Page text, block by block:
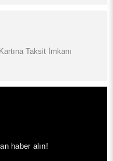
Taksit İmkanı
haber alın!